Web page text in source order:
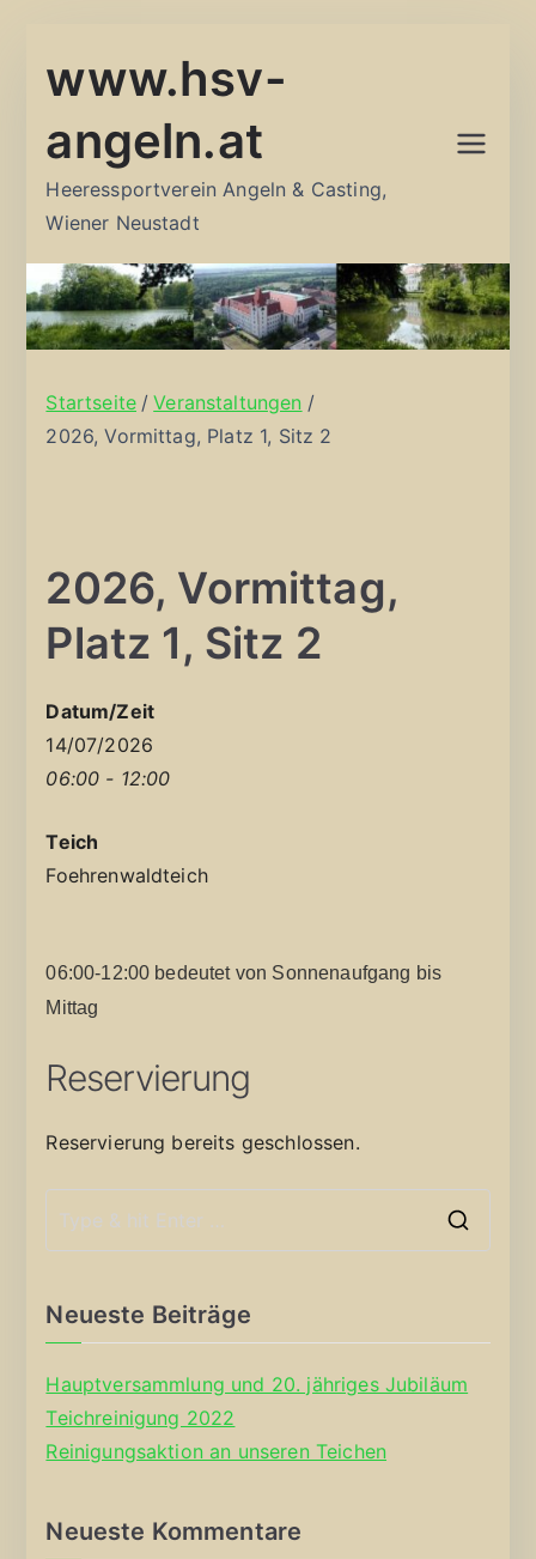
Inhalt
www.hsv-
angeln.at
Heeressportverein Angeln & Casting,
Wiener Neustadt
Startseite
Veranstaltungen
2026, Vormittag, Platz 1, Sitz 2
2026, Vormittag,
Platz 1, Sitz 2
Datum/Zeit
14/07/2026
06:00 - 12:00
Teich
Foehrenwaldteich
06:00-12:00 bedeutet von Sonnenaufgang bis
Mittag
Reservierung
Reservierung bereits geschlossen.
Neueste Beiträge
Hauptversammlung und 20. jähriges Jubiläum
Teichreinigung 2022
Reinigungsaktion an unseren Teichen
Neueste Kommentare